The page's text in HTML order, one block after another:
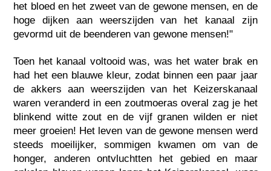
het bloed en het zweet van de gewone mensen, en de
hoge dijken aan weerszijden van het kanaal zijn
gevormd uit de beenderen van gewone mensen!"
Toen het kanaal voltooid was, was het water brak en
had het een blauwe kleur, zodat binnen een paar jaar
de akkers aan weerszijden van het Keizerskanaal
waren veranderd in een zoutmoeras overal zag je het
blinkend witte zout en de vijf granen wilden er niet
meer groeien! Het leven van de gewone mensen werd
steeds moeilijker, sommigen kwamen om van de
honger, anderen ontvluchtten het gebied en maar